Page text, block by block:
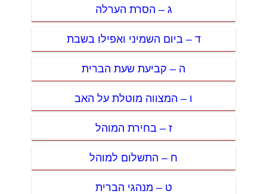
ג – הסרת הערלה
ד – ביום השמיני ואפילו בשבת
ה – קביעת שעת הברית
ו – המצווה מוטלת על האב
ז – בחירת המוהל
ח – התשלום למוהל
ט – מנהגי הברית